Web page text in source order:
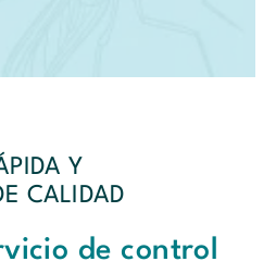
Y
CALIDAD
de control